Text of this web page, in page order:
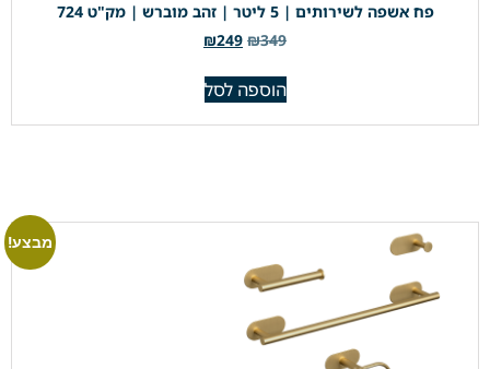
פח אשפה לשירותים | 5 ליטר | זהב מוברש | מק"ט 724
₪349
₪249
הוספה לסל
מבצע!